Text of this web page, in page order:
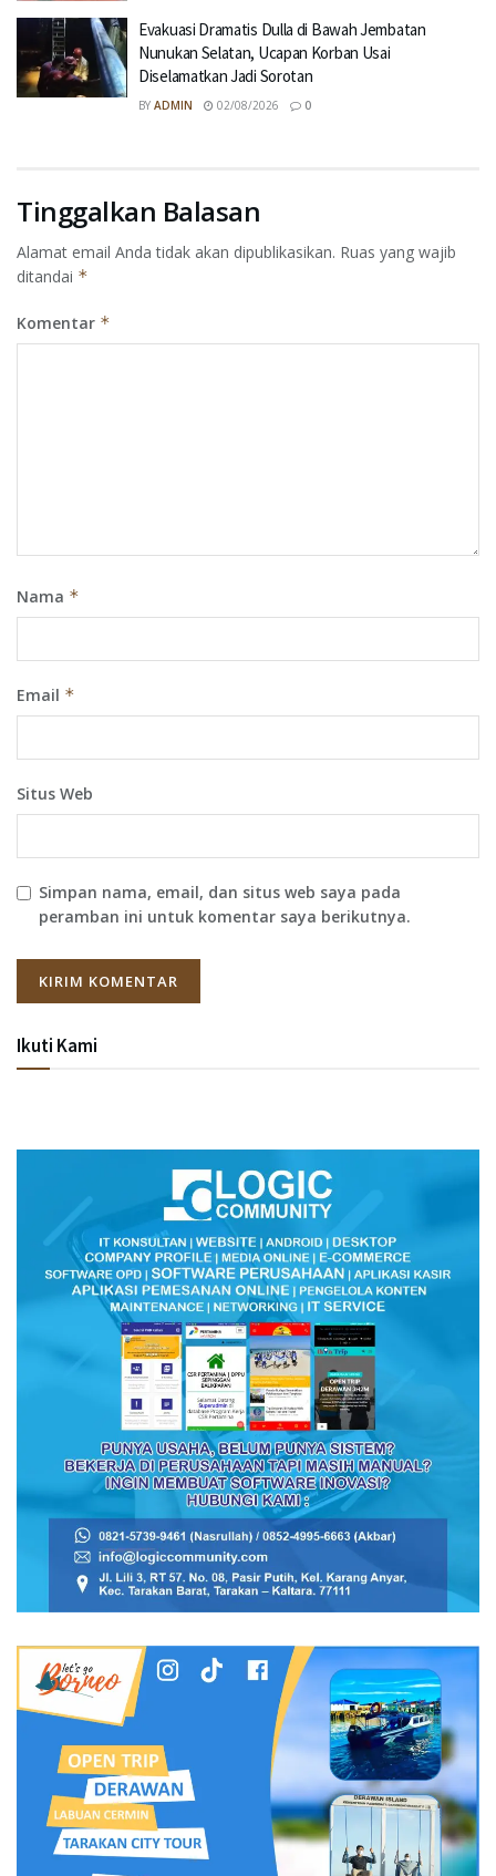
Evakuasi Dramatis Dulla di Bawah Jembatan
Nunukan Selatan, Ucapan Korban Usai
Diselamatkan Jadi Sorotan
BY ADMIN 02/08/2026 0
Tinggalkan Balasan
Alamat email Anda tidak akan dipublikasikan. Ruas yang wajib
ditandai *
Komentar *
Nama *
Email *
Situs Web
Simpan nama, email, dan situs web saya pada
peramban ini untuk komentar saya berikutnya.
Ikuti Kami